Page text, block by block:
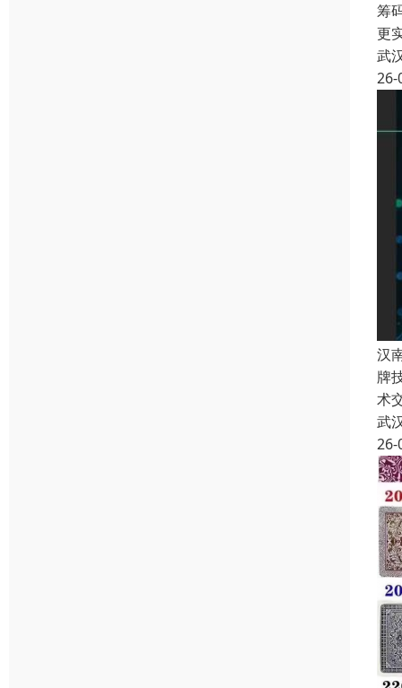
筹
更
武
26-
汉
牌
术
武
26-